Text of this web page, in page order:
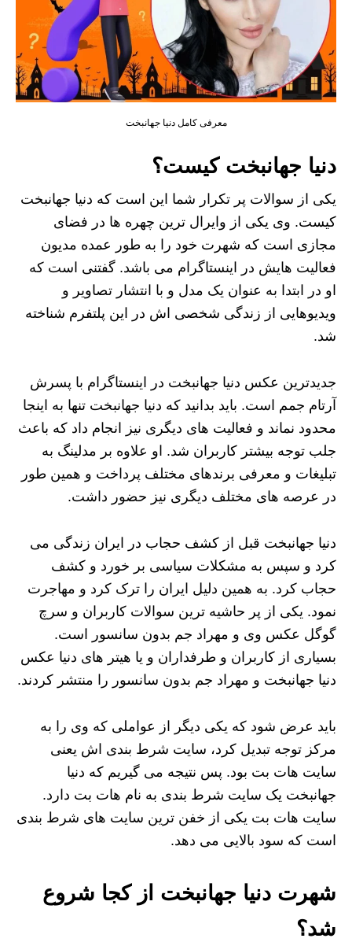
معرفی کامل دنیا جهانبخت
دنیا جهانبخت کیست؟
یکی از سوالات پر تکرار شما این است که دنیا جهانبخت
کیست. وی یکی از وایرال ترین چهره ها در فضای
مجازی است که شهرت خود را به طور عمده مدیون
فعالیت هایش در اینستاگرام می باشد. گفتنی است که
او در ابتدا به عنوان یک مدل و با انتشار تصاویر و
ویدیوهایی از زندگی شخصی اش در این پلتفرم شناخته
شد.
جدیدترین عکس دنیا جهانبخت در اینستاگرام با پسرش
آرتام جمم است. باید بدانید که دنیا جهانبخت تنها به اینجا
محدود نماند و فعالیت های دیگری نیز انجام داد که باعث
جلب توجه بیشتر کاربران شد. او علاوه بر مدلینگ به
تبلیغات و معرفی برندهای مختلف پرداخت و همین طور
در عرصه های مختلف دیگری نیز حضور داشت.
دنیا جهانبخت قبل از کشف حجاب در ایران زندگی می
کرد و سپس به مشکلات سیاسی بر خورد و کشف
حجاب کرد. به همین دلیل ایران را ترک کرد و مهاجرت
نمود. یکی از پر حاشیه ترین سوالات کاربران و سرچ
گوگل عکس وی و مهراد جم بدون سانسور است.
بسیاری از کاربران و طرفداران و یا هیتر های دنیا عکس
دنیا جهانبخت و مهراد جم بدون سانسور را منتشر کردند.
باید عرض شود که یکی دیگر از عواملی که وی را به
مرکز توجه تبدیل کرد، سایت شرط بندی اش یعنی
سایت هات بت بود. پس نتیجه می گیریم که دنیا
جهانبخت یک سایت شرط بندی به نام هات بت دارد.
سایت هات بت یکی از خفن ترین سایت های شرط بندی
است که سود بالایی می دهد.
شهرت دنیا جهانبخت از کجا شروع
شد؟